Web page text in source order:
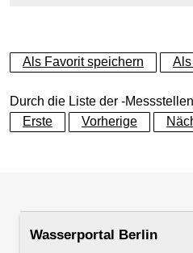
+
−
Als Favorit speichern Als
Durch die Liste der -
Erste
Vorherige
Wasserportal Berlin